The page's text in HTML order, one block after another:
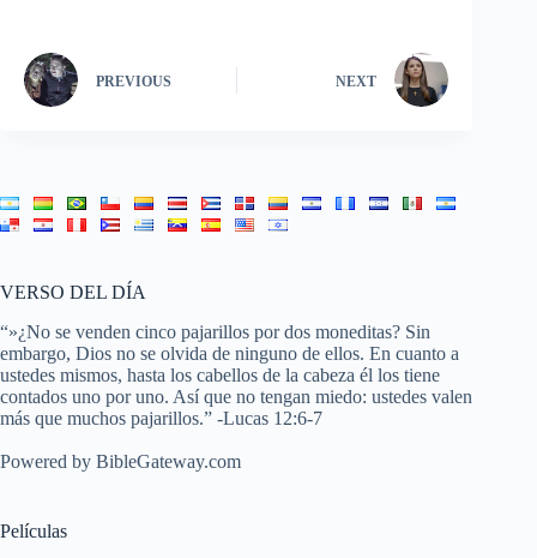
PREVIOUS NEXT
VERSO DEL DÍA
“»¿No se venden cinco pajarillos por dos moneditas? Sin
embargo, Dios no se olvida de ninguno de ellos. En cuanto a
ustedes mismos, hasta los cabellos de la cabeza él los tiene
contados uno por uno. Así que no tengan miedo: ustedes valen
más que muchos pajarillos.” -Lucas 12:6-7
Powered by BibleGateway.com
Películas